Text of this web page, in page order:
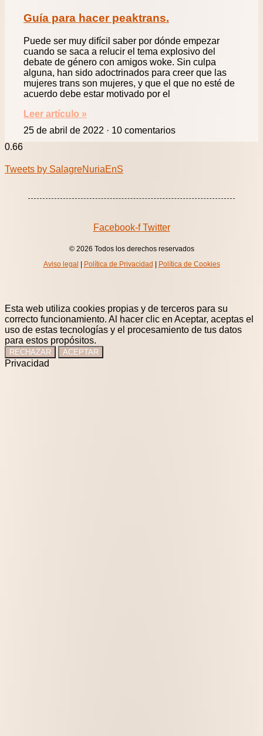
Guía para hacer peaktrans.
Puede ser muy difícil saber por dónde empezar
cuando se saca a relucir el tema explosivo del
debate de género con amigos woke. Sin culpa
alguna, han sido adoctrinados para creer que las
mujeres trans son mujeres, y que el que no esté de
acuerdo debe estar motivado por el
Leer artículo »
25 de abril de 2022
10 comentarios
Tweets by SalagreNuriaEnS
Facebook-f Twitter
© 2026 Todos los derechos reservados
Aviso legal | Política de Privacidad | Política de Cookies
Esta web utiliza cookies propias y de terceros para su
correcto funcionamiento. Al hacer clic en Aceptar, aceptas el
uso de estas tecnologías y el procesamiento de tus datos
para estos propósitos.
RECHAZAR ACEPTAR
Privacidad